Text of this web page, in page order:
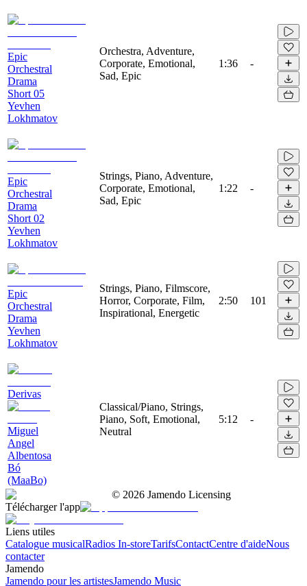
Epic
Orchestral
Drama
Short 05
Yevhen
Lokhmatov
Orchestra, Adventure,
Corporate, Emotional,
Sad, Epic
1:36 -
Epic
Orchestral
Drama
Short 02
Yevhen
Lokhmatov
Strings, Piano, Adventure,
Corporate, Emotional,
Sad, Epic
1:22 -
Epic
Orchestral
Drama
Yevhen
Lokhmatov
Strings, Piano, Filmscore,
Horror, Corporate, Film,
Inspirational, Energetic
2:50 101
Derivas
Miguel
Angel
Albentosa
Bó
(MaaBo)
Classical/Piano, Strings,
Piano, Soft, Emotional,
Neutral
5:12 -
© 2026 Jamendo Licensing
Télécharger l'app
Liens utiles
Catalogue musicalRadios In-storeTarifsContactCentre d'aideNous
contacter
Jamendo
Jamendo pour les artistesJamendo Music